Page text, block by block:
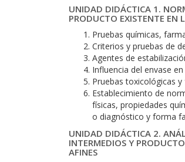
UNIDAD DIDÁCTICA 1.
PRODUCTO EXISTENTE EN
Pruebas químicas,
Criterios y pruebas de
Agentes de
Influencia del envase
Pruebas toxicológicas
Establecimiento de
físicas, propiedades
o diagnóstico y forma
UNIDAD DIDÁCTICA 2.
INTERMEDIOS Y
AFINES